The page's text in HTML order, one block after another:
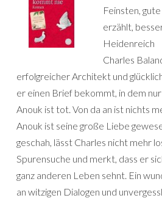
Feinsten,
erzählt,
Heidenreich
Charles
erfolgreicher Architekt und
er einen Brief bekommt, in dem
Anouk ist tot. Von da an ist nichts
Anouk ist seine große Liebe
geschah, lässt Charles nicht mehr
Spurensuche und merkt, dass er
ganz anderen Leben sehnt. Ein
an witzigen Dialogen und